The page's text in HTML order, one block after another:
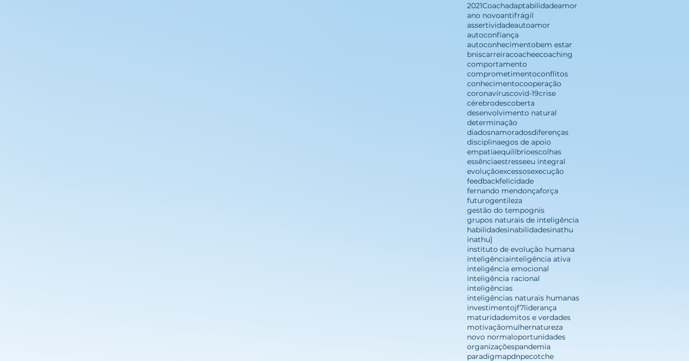
2021Coachadaptabilidadeamor
ano novoantifrágil
assertividadeautoamor
autoconfiança
autoconhecimentobem estar
bniscarreiracoacheecoaching
comportamento
comprometimentoconflitos
conhecimentocooperação
coronavíruscovid-19crise
cérebrodescoberta
desenvolvimento natural
determinação
diadosnamoradosdiferenças
disciplinaegos de apoio
empatiaequilíbrioescolhas
essênciaestresseeu integral
evoluçãoexcessosexecução
feedbackfelicidade
fernando mendonçaforça
futurogentileza
gestão do tempognis
grupos naturais de inteligência
habilidadesinabilidadesinathu
inathu]
instituto de evolução humana
inteligênciainteligência ativa
inteligência emocional
inteligência racional
inteligências
inteligências naturais humanas
investimentojf7liderança
maturidademitos e verdades
motivaçãomulhernatureza
novo normaloportunidades
organizaçõespandemia
paradigmapdnpecotche